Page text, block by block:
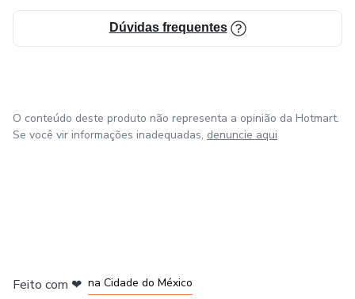
Se você sente que pode mais no RH, mas não sabe por
onde começar, você está no lugar certo.
Dúvidas frequentes
O conteúdo deste produto não representa a opinião da Hotmart.
Se você vir informações inadequadas, denuncie aqui
Feito com ❤ na Cidade do México